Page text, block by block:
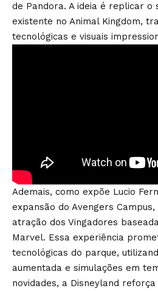
de Pandora. A ideia é replicar o
existente no Animal Kingdom,
tecnológicas e visuais
Ademais, como expõe Lucio
expansão do Avengers
atração dos Vingadores
Marvel. Essa experiência
tecnológicas do parque,
aumentada e simulações em
novidades, a Disneyland